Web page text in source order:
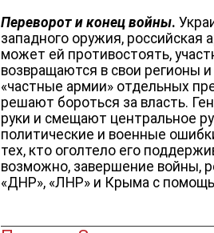
Переворот и конец войны.
западного оружия, российская
может ей противостоять,
возвращаются в свои регионы
«частные армии» отдельных
решают бороться за власть.
руки и смещают центральное
политические и военные
тех, кто оголтело его
возможно, завершение войны,
«ДНР», «ЛНР» и Крыма с